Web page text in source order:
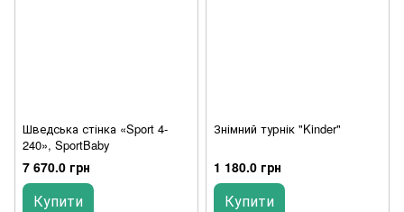
Шведська стінка «Sport 4-
240», SportBaby
7 670.0 грн
Купити
Знімний турнік "Kinder"
1 180.0 грн
Купити